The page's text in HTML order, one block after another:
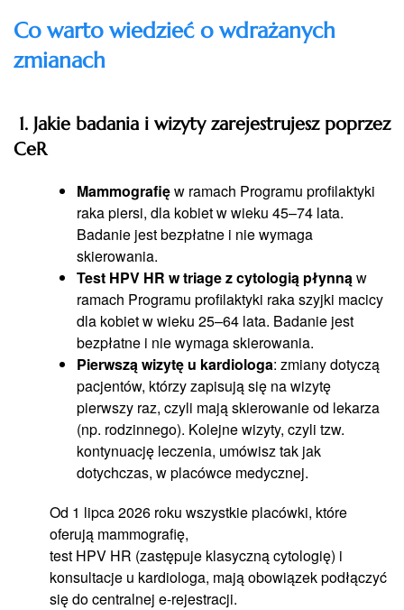
Co warto wiedzieć o wdrażanych
zmianach
1. Jakie badania i wizyty zarejestrujesz poprzez
CeR
Mammografięw ramach Programu profilaktyki
raka piersi, dla kobiet w wieku 45–74 lata.
Badanie jest bezpłatne i nie wymaga
skierowania.
Test HPV HR w triage z cytologią płynnąw
ramach Programu profilaktyki raka szyjki macicy
dla kobiet w wieku 25–64 lata. Badanie jest
bezpłatne i nie wymaga skierowania.
Pierwszą wizytę u kardiologa: zmiany dotyczą
pacjentów, którzy zapisują się na wizytę
pierwszy raz, czyli mają skierowanie od lekarza
(np. rodzinnego). Kolejne wizyty, czyli tzw.
kontynuację leczenia, umówisz tak jak
dotychczas, w placówce medycznej.
Od 1 lipca 2026 roku wszystkie placówki, które
oferują mammografię,
test HPV HR (zastępuje klasyczną cytologię) i
konsultacje u kardiologa, mają obowiązek podłączyć
się do centralnej e-rejestracji.